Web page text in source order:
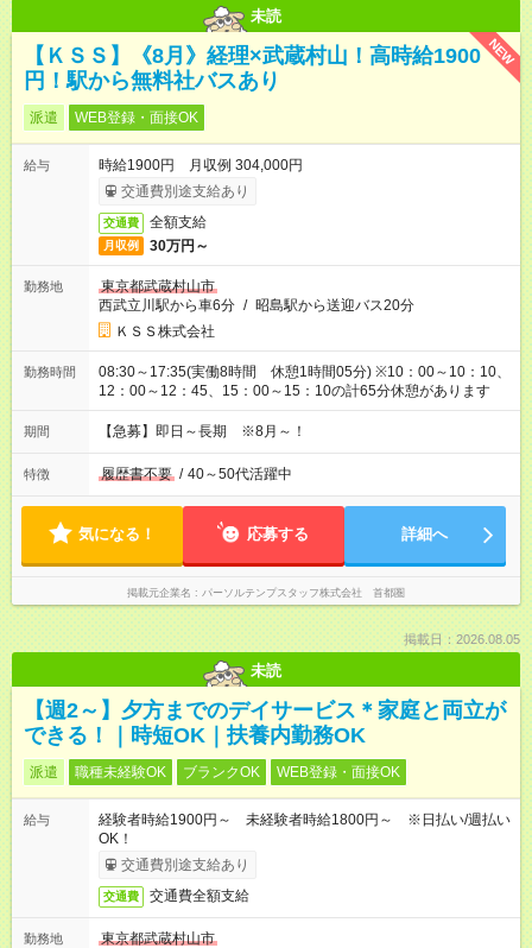
未読
NEW
【ＫＳＳ】《8月》経理×武蔵村山！高時給1900
円！駅から無料社バスあり
派遣 WEB登録・面接OK
給与
時給1900円 月収例 304,000円
交通費別途支給あり
交通費 全額支給
月収例 30万円～
勤務地
東京都武蔵村山市
西武立川駅から車6分 / 昭島駅から送迎バス20分
ＫＳＳ株式会社
勤務時間
08:30～17:35(実働8時間 休憩1時間05分) ※10：00～10：10、
12：00～12：45、15：00～15：10の計65分休憩があります
期間 【急募】即日～長期 ※8月～！
特徴 履歴書不要 / 40～50代活躍中
気になる！ 応募する 詳細へ
掲載元企業名 パーソルテンプスタッフ株式会社 首都圏
掲載日：2026.08.05
未読
【週2～】夕方までのデイサービス＊家庭と両立が
できる！｜時短OK｜扶養内勤務OK
派遣 職種未経験OK ブランクOK WEB登録・面接OK
給与
経験者時給1900円～ 未経験者時給1800円～ ※日払い/週払い
OK！
交通費別途支給あり
交通費 交通費全額支給
勤務地
東京都武蔵村山市